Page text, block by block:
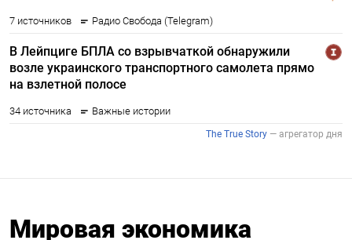
Мировая экономика